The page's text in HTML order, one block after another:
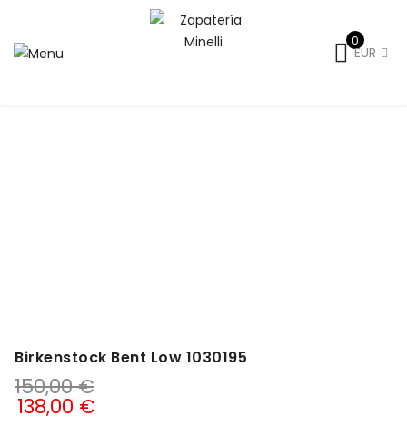
0
EUR
Birkenstock Bent Low 1030195
150,00€
138,00 €